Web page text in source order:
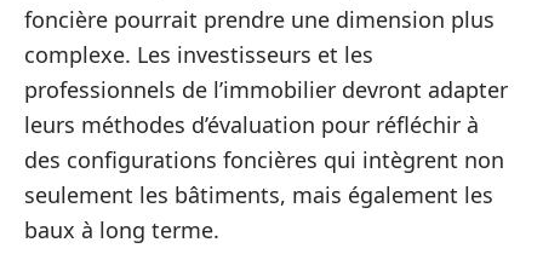
foncière pourrait prendre une dimension plus
complexe. Les investisseurs et les
professionnels de l’immobilier devront adapter
leurs méthodes d’évaluation pour réfléchir à
des configurations foncières qui intègrent non
seulement les bâtiments, mais également les
baux à long terme.